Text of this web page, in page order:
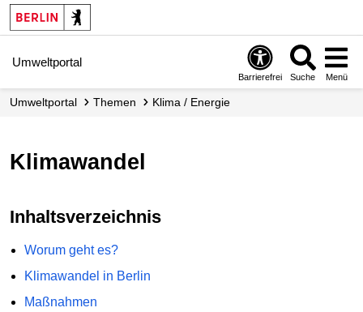
Umweltportal
Barrierefrei Suche Menü
Umweltportal Themen Klima / Energie
Klimawandel
Inhaltsverzeichnis
Worum geht es?
Klimawandel in Berlin
Maßnahmen